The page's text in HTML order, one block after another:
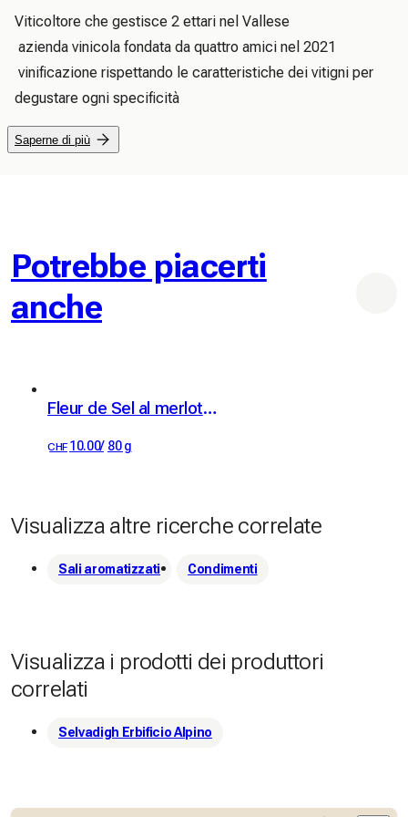
Viticoltore che gestisce 2 ettari nel Vallese
azienda vinicola fondata da quattro amici nel 2021
vinificazione rispettando le caratteristiche dei vitigni per
degustare ogni specificità
Saperne di più
Potrebbe piacerti
anche
Fleur de Sel al merlot ticinese con erbette di montagna
CHF 10.00/ 80 g
Visualizza altre ricerche correlate
Sali aromatizzati Condimenti
Visualizza i prodotti dei produttori
correlati
Selvadigh Erbificio Alpino